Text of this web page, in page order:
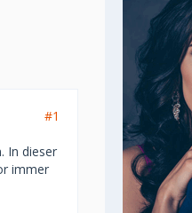
#1
In dieser
immer